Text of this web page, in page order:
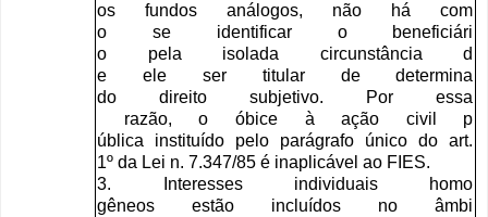
os
fundos análogos, não há
com
o
se identificar o
beneficiári
o
pela isolada circunstância
d
e
ele ser titular de
determina
do
direito subjetivo. Por
essa
razão,o óbice à ação civil
p
ública
instituído pelo parágrafo único do art.
1º da Lei n. 7.347/85é inaplicável ao FIES.
3.
Interesses individuais
homo
gêneos
estão incluídos no
âmbi